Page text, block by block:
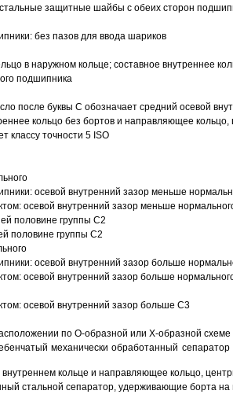
защитные шайбы с обеих сторон
без пазов для ввода шариков
в наружном кольце; составное внутреннее
подшипника
после буквы С обозначает средний осевой
кольцо без бортов и направляющее
классу точности 5 ISO
осевой внутренний зазор меньше
осевой внутренний зазор меньше
половине группы C2
половине группы C2
осевой внутренний зазор больше
осевой внутренний зазор больше
осевой внутренний зазор больше C3
по О-образной или Х-образной
механически обработанный
кольце и направляющее кольцо,
стальной сепаратор, удерживающие борта